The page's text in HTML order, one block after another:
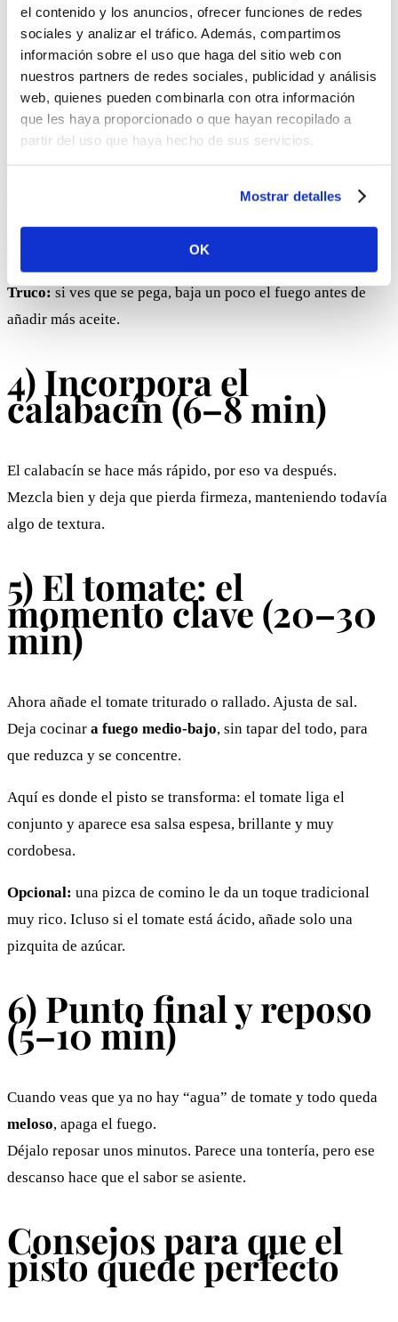
el contenido y los anuncios, ofrecer funciones de redes
sociales y analizar el tráfico. Además, compartimos
información sobre el uso que haga del sitio web con
nuestros partners de redes sociales, publicidad y análisis
web, quienes pueden combinarla con otra información
que les haya proporcionado o que hayan recopilado a
partir del uso que haya hecho de sus servicios.
Mostrar detalles
OK
Clave:el pisto mejora cuando la base está bien pochada.
3) Añade la berenjena
(8–10 min)
Incorpora la berenjena y cocina removiendo de vez en
Al principio “bebe” aceite; no te asustes: con el calor se va
ablandando y soltando su punto cremoso.
Truco: si ves que se pega, baja un poco el fuego antes de
añadir más aceite.
4) Incorpora el
calabacín (6–8 min)
El calabacín se hace más rápido, por eso va después.
Mezcla bien y deja que pierda firmeza, manteniendo todavía
algo de textura.
5) El tomate: el
momento clave (20–30
min)
Ahora añade el tomate triturado o rallado. Ajusta de sal.
Deja cocinar a fuego medio-bajo, sin tapar del todo, para
que reduzca y se concentre.
Aquí es donde el pisto se transforma: el tomate liga el
conjunto y aparece esa salsa espesa, brillante y muy
cordobesa.
Opcional: una pizca de comino le da un toque tradicional
muy rico. Icluso si el tomate está ácido, añade solo una
pizquita de azúcar.
6) Punto final y reposo
(5–10 min)
Cuando veas que ya no hay “agua” de tomate y todo queda
meloso, apaga el fuego.
Déjalo reposar unos minutos. Parece una tontería, pero ese
descanso hace que el sabor se asiente.
Consejos para que el
pisto quede perfecto